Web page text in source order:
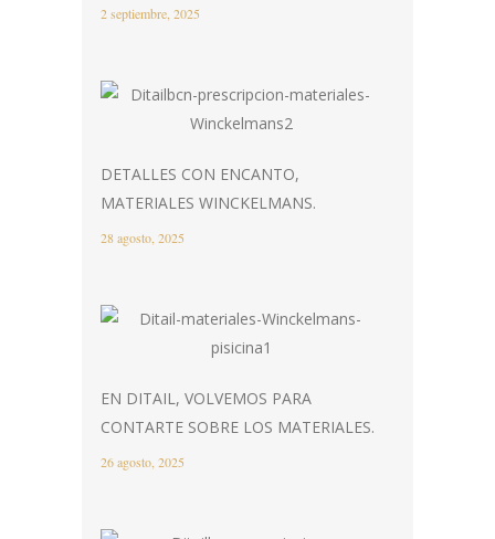
2 septiembre, 2025
DETALLES CON ENCANTO,
MATERIALES WINCKELMANS.
28 agosto, 2025
EN DITAIL, VOLVEMOS PARA
CONTARTE SOBRE LOS MATERIALES.
26 agosto, 2025